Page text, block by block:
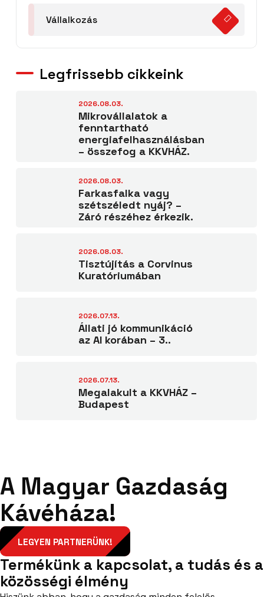
Vállalkozás
Legfrissebb cikkeink
2026.08.03.
Mikrovállalatok a
fenntartható
energiafelhasználásban
– összefog a KKVHÁZ.
2026.08.03.
Farkasfalka vagy
szétszéledt nyáj? –
Záró részéhez érkezik.
2026.08.03.
Tisztújítás a Corvinus
Kuratóriumában
2026.07.13.
Állati jó kommunikáció
az AI korában – 3..
2026.07.13.
Megalakult a KKVHÁZ –
Budapest
A Magyar Gazdaság
Kávéháza!
LEGYEN PARTNERÜNK!
Termékünk a kapcsolat, a tudás és a
közösségi élmény